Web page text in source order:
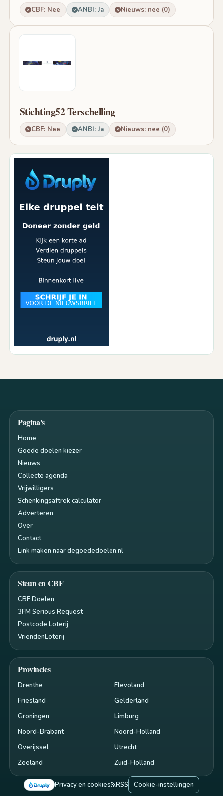
CBF: Nee ANBI: Ja Nieuws: nee (0)
Stichting52 Terschelling
CBF: Nee ANBI: Ja Nieuws: nee (0)
Pagina's
Home
Goede doelen kiezer
Nieuws
Collecte agenda
Vrijwilligers
Schenkingsaftrek calculator
Adverteren
Over
Contact
Link maken naar degoededoelen.nl
Steun en CBF
CBF Doelen
3FM Serious Request
Postcode Loterij
VriendenLoterij
Provincies
Drenthe
Flevoland
Friesland
Gelderland
Groningen
Limburg
Noord-Brabant
Noord-Holland
Overijssel
Utrecht
Zeeland
Zuid-Holland
Privacy en cookies RSS Cookie-instellingen